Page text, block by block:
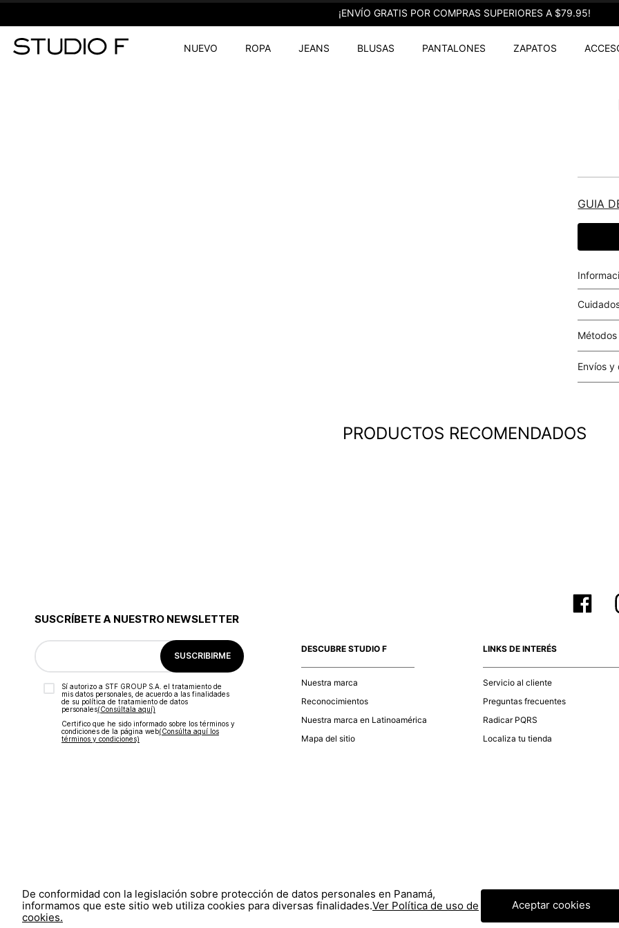
¡ENVÍO GRATIS POR COMPRAS SUPERIORES A $79.95!
NUEVO ROPA JEANS BLUSAS PANTALONES ZAPATOS
GUIA
Tarjetas
Envíos y
análisis
tu
PRODUCTOS RECOMENDADOS
SUSCRÍBETE A NUESTRO NEWSLETTER
SUSCRIBIRME
Sí autorizo a STF GROUP S.A. el tratamiento de
mis datos personales, de acuerdo a las finalidades
de su política de tratamiento de datos
personales‎(Consúltala aquí)
Certifico que he sido informado sobre los términos y
condiciones de la página web‎(Consúlta aquí los
términos y condiciones)
DESCUBRE STUDIO F
Nuestra marca
Reconocimientos
Nuestra marca en Latinoamérica
Mapa del sitio
LINKS DE INTERÉS
Servicio al cliente
Preguntas frecuentes
Radicar PQRS
Localiza tu tienda
© COPYRIGHT 2020 STF GROUP S.A. TODOS LOS DERECHOS RESERVADOS.
De conformidad con la legislación sobre protección de datos personales en Panamá,
informamos que este sitio web utiliza cookies para diversas finalidades.Ver Política de uso de
cookies.
Aceptar cookies